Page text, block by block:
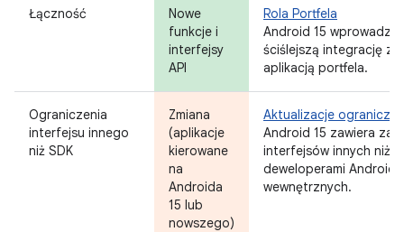
Łączność
Nowe
funkcje i
interfejsy
API
Rola Portfela
Android 15 wprowadza
ściślejszą integrację z
aplikacją portfela.
Ograniczenia
interfejsu innego
niż SDK
Zmiana
(aplikacje
kierowane
na
Androida
15 lub
nowszego)
Aktualizacje
Android 15 zawiera
interfejsów innych niż
deweloperami
wewnętrznych.